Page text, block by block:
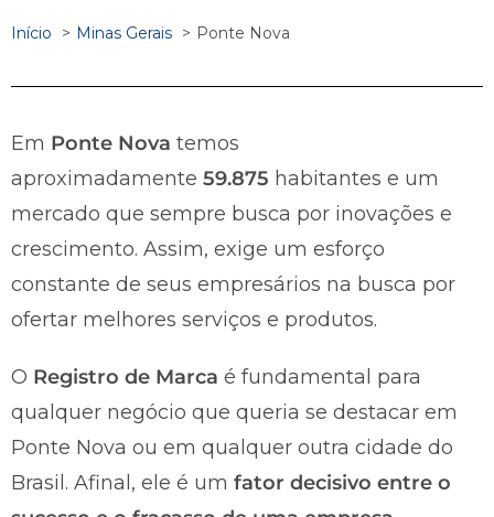
Início Minas Gerais Ponte Nova
Em Ponte Nova temos
aproximadamente 59.875 habitantes e um
mercado que sempre busca por inovações e
crescimento. Assim, exige um esforço
constante de seus empresários na busca por
ofertar melhores serviços e produtos.
O Registro de Marca é fundamental para
qualquer negócio que queria se destacar em
Ponte Nova ou em qualquer outra cidade do
Brasil. Afinal, ele é um fator decisivo entre o